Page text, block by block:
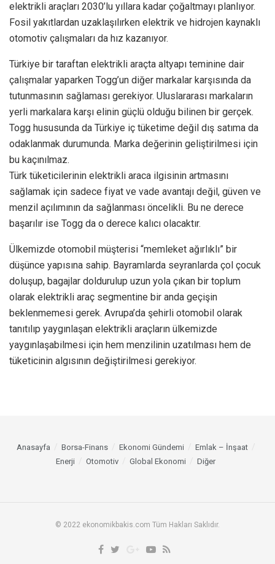
elektrikli araçları 2030’lu yıllara kadar çoğaltmayı planlıyor.
Fosil yakıtlardan uzaklaşılırken elektrik ve hidrojen kaynaklı
otomotiv çalışmaları da hız kazanıyor.
Türkiye bir taraftan elektrikli araçta altyapı teminine dair
çalışmalar yaparken Togg’un diğer markalar karşısında da
tutunmasının sağlaması gerekiyor. Uluslararası markaların
yerli markalara karşı elinin güçlü olduğu bilinen bir gerçek.
Togg hususunda da Türkiye iç tüketime değil dış satıma da
odaklanmak durumunda. Marka değerinin geliştirilmesi için
bu kaçınılmaz.
Türk tüketicilerinin elektrikli araca ilgisinin artmasını
sağlamak için sadece fiyat ve vade avantajı değil, güven ve
menzil açılımının da sağlanması öncelikli. Bu ne derece
başarılır ise Togg da o derece kalıcı olacaktır.
Ülkemizde otomobil müşterisi “memleket ağırlıklı” bir
düşünce yapısına sahip. Bayramlarda seyranlarda çol çocuk
doluşup, bagajlar doldurulup uzun yola çıkan bir toplum
olarak elektrikli araç segmentine bir anda geçişin
beklenmemesi gerek. Avrupa’da şehirli otomobil olarak
tanıtılıp yaygınlaşan elektrikli araçların ülkemizde
yaygınlaşabilmesi için hem menzilinin uzatılması hem de
tüketicinin algısının değiştirilmesi gerekiyor.
Anasayfa Borsa-Finans Ekonomi Gündemi
Emlak – İnşaat
Enerji
Otomotiv Global Ekonomi Diğer
© 2022 ekonomikbakis.com Tüm Hakları Saklıdır.